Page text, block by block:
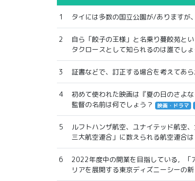
1 タイには多数の国立公園が/ありますが
2
自ら「餃子の王様」と名乗り蔓餃苑と
タクロースとして知られるのは誰でしょ
3 証書などで、訂正する場合を考えてあ
4
初めて使われた映画は『夏の日のさよ
監督の名前は何でしょう？
映画・ドラマ
5
ルフトハンザ航空、ユナイテッド航空
三大航空連合」に数えられる航空連合は
6
2022年度中の開業を目指している，「
リアを展開する東京ディズニーシーの